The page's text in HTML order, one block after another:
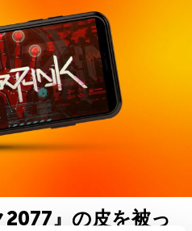
2077』の皮を被っ